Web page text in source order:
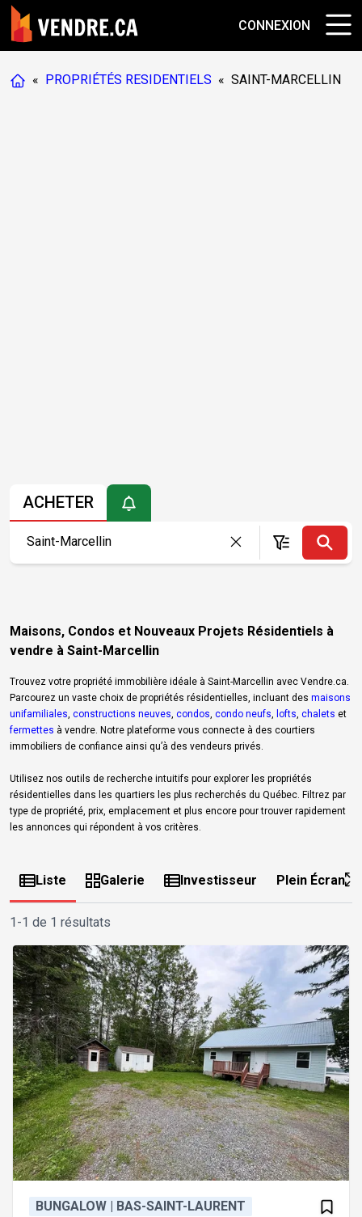
CONNEXION
« PROPRIÉTÉS RESIDENTIELS « SAINT-MARCELLIN
ACHETER
Maisons, Condos et Nouveaux Projets Résidentiels à
vendre à Saint-Marcellin
Trouvez votre propriété immobilière idéale à Saint-Marcellin avec Vendre.ca.
Parcourez un vaste choix de propriétés résidentielles, incluant des maisons
unifamiliales constructions neuves condos condo neufs lofts chalets et
fermettes à vendre. Notre plateforme vous connecte à des courtiers
immobiliers de confiance ainsi qu’à des vendeurs privés.
Utilisez nos outils de recherche intuitifs pour explorer les propriétés
résidentielles dans les quartiers les plus recherchés du Québec. Filtrez par
type de propriété, prix, emplacement et plus encore pour trouver rapidement
les annonces qui répondent à vos critères.
Liste Galerie Investisseur Plein Écran
1-1 de 1 résultats
BUNGALOW | BAS-SAINT-LAURENT